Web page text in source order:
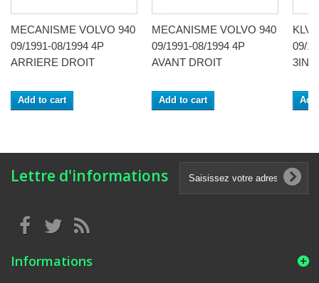
MECANISME VOLVO 940
09/1991-08/1994 4P
ARRIERE DROIT
Add to cart
MECANISME VOLVO 940
09/1991-08/1994 4P
AVANT DROIT
Add to cart
KLV
09/
Lettre d'informations
Informations